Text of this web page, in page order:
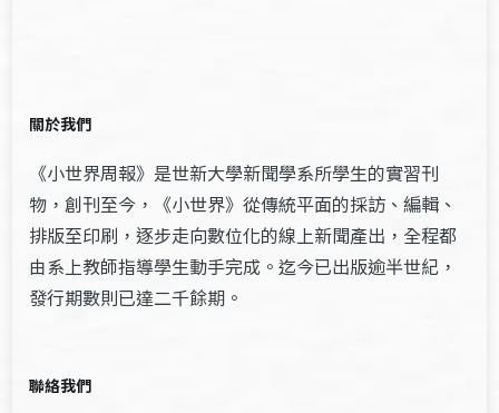
關於我們
《小世界周報》是世新大學新聞學系所學生的實習刊
物，創刊至今，《小世界》從傳統平面的採訪、編輯、
排版至印刷，逐步走向數位化的線上新聞產出，全程都
由系上教師指導學生動手完成。迄今已出版逾半世紀，
發行期數則已達二千餘期。
聯絡我們